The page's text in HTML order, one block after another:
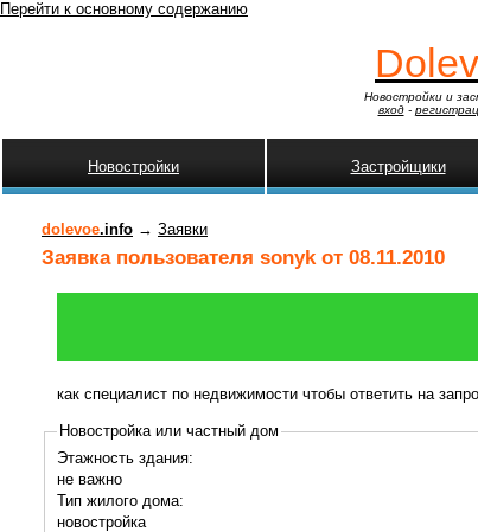
Перейти к основному содержанию
Новостройки и
вход-
Новостройки Застройщики
dolevoe.info → Заявки
Заявка пользователя sonyk от 08.11.2010
как специалист по недвижимости чтобы ответить на
Новостройка или частный дом
Этажность здания:
не важно
Тип жилого дома:
новостройка